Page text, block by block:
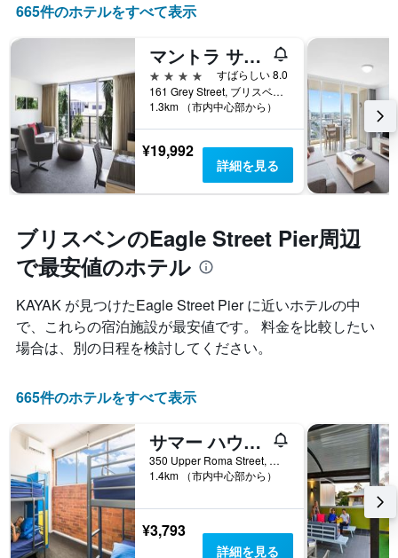
665件のホテルをすべて表示
マントラ サウス バンク ブリスベン
4つ星
すばらしい 8.0
161 Grey Street, ブリスベン, QLD, オーストラリア
1.3km （市内中心部から）
¥19,992
詳細を見る
ブリスベンのEagle Street Pier周辺
で最安値のホテル
KAYAK が見つけたEagle Street Pier に近いホテルの中
で、これらの宿泊施設が最安値です。 料金を比較したい
場合は、別の日程を検討してください。
665件のホテルをすべて表示
サマー ハウス バックパッカーズ ブリスベン
350 Upper Roma Street, ブリスベン, QLD, オーストラリア
1.4km （市内中心部から）
¥3,793
詳細を見る